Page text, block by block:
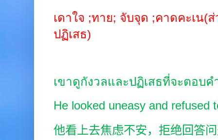
เดาใจ ;ทาย; จับจุด ;คาดคะเน(
ปฏิเสธ)
เขาดูกังวลและปฏิเสธที่จะตอบค
He looked uneasy and refused
他看上去焦虑不安，拒绝回答